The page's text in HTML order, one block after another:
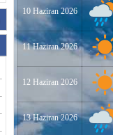
10 Haziran 2026
11 Haziran 2026
12 Haziran 2026
13 Haziran 2026